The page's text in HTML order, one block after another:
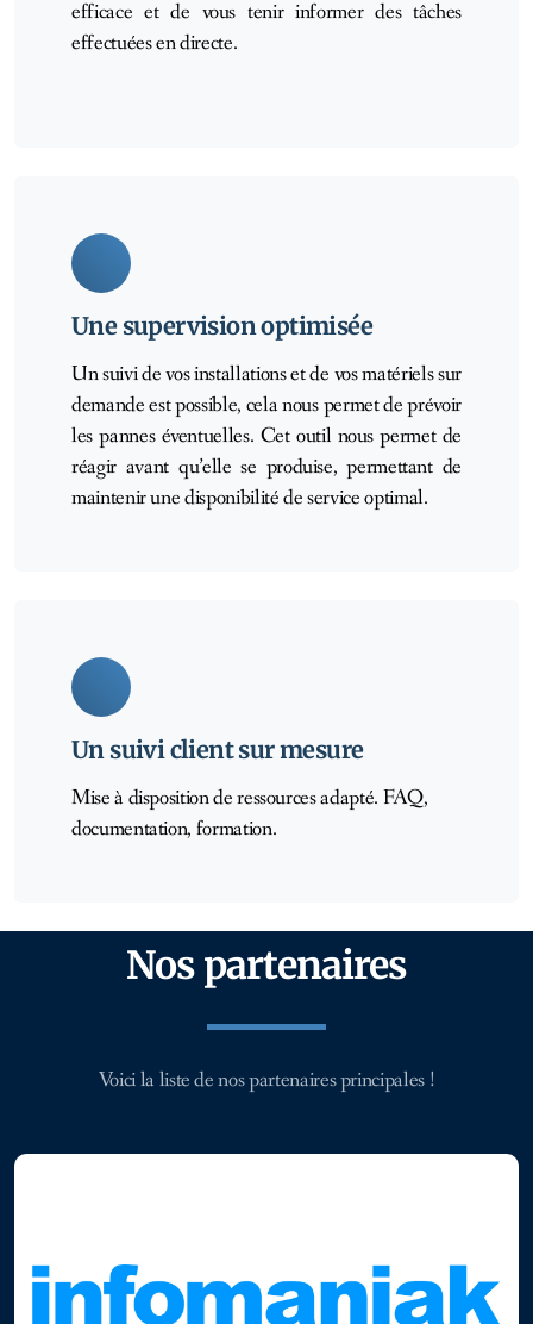
efficace et de vous tenir informer des tâches
effectuées en directe.
Une supervision optimisée
Un suivi de vos installations et de vos matériels sur
demande est possible, cela nous permet de prévoir
les pannes éventuelles. Cet outil nous permet de
réagir avant qu’elle se produise, permettant de
maintenir une disponibilité de service optimal.
Un suivi client sur mesure
Mise à disposition de ressources adapté. FAQ,
documentation, formation.
Nos partenaires
Voici la liste de nos partenaires principales !